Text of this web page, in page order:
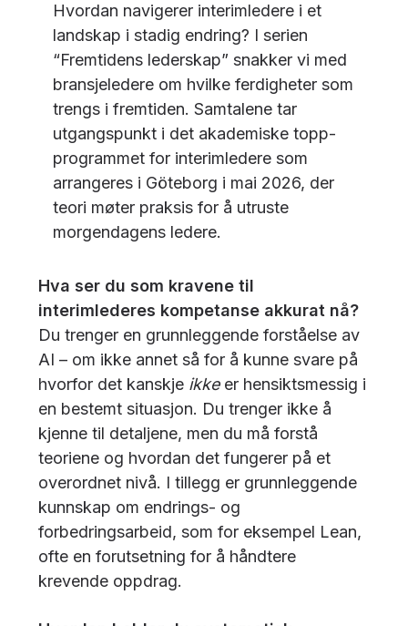
Hvordan navigerer interimledere i et
landskap i stadig endring? I serien
“Fremtidens lederskap” snakker vi med
bransjeledere om hvilke ferdigheter som
trengs i fremtiden. Samtalene tar
utgangspunkt i det akademiske topp-
programmet for interimledere som
arrangeres i Göteborg i mai 2026, der
teori møter praksis for å utruste
morgendagens ledere.
Hva ser du som kravene til
interimlederes kompetanse akkurat nå?
Du trenger en grunnleggende forståelse av
AI – om ikke annet så for å kunne svare på
hvorfor det kanskje ikkeer hensiktsmessig i
en bestemt situasjon. Du trenger ikke å
kjenne til detaljene, men du må forstå
teoriene og hvordan det fungerer på et
overordnet nivå. I tillegg er grunnleggende
kunnskap om endrings- og
forbedringsarbeid, som for eksempel Lean,
ofte en forutsetning for å håndtere
krevende oppdrag.